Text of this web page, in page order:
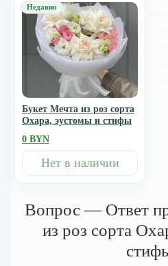
Букет Мечта из роз сорта
Охара, эустомы и стифы
0 BYN
Нет в наличии
Вопрос — Ответ
из роз сорта